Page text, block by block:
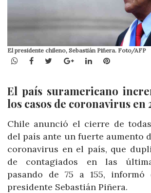
El presidente chileno, Sebastián Piñera. Foto/AFP
WhatsApp
Facebook
TwitterGoogle+LinkedInPinterest
El país suramericano
los casos de coronavirus en
Chile anunció el cierre de
del país ante un fuerte aumento
coronavirus en el país, que
de contagiados en las
pasando de 75 a 155,
presidente Sebastián Piñera.